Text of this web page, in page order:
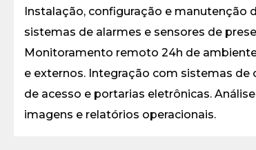
Instalação, configuração e manutenção
sistemas de alarmes e sensores de
Monitoramento remoto 24h de
e externos. Integração com sistemas de
de acesso e portarias eletrônicas.
imagens e relatórios operacionais.